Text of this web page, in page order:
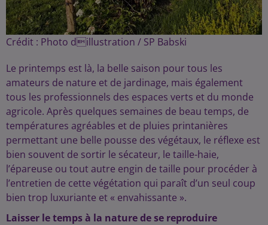
Crédit : Photo dillustration / SP Babski
Le printemps est là, la belle saison pour tous les
amateurs de nature et de jardinage, mais également
tous les professionnels des espaces verts et du monde
agricole. Après quelques semaines de beau temps, de
températures agréables et de pluies printanières
permettant une belle pousse des végétaux, le réflexe est
bien souvent de sortir le sécateur, le taille-haie,
l’épareuse ou tout autre engin de taille pour procéder à
l’entretien de cette végétation qui paraît d’un seul coup
bien trop luxuriante et « envahissante ».
Laisser le temps à la nature de se reproduire